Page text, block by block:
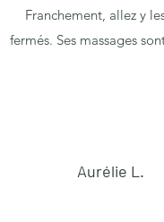
Franchement, allez y
fermés. Ses massages
Aurélie L.